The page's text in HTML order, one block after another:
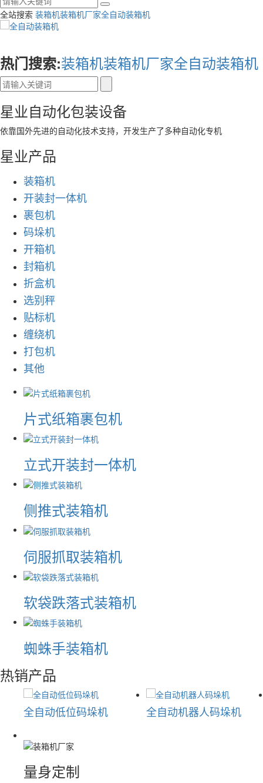
全站搜索 装箱机装箱机厂家全自动装箱机
热门搜索:装箱机装箱机厂家全自动装箱机
星业自动化包装设备
依靠国外先进的自动化技术支持，开发生产了多种自动化专机
星业产品
装箱机
开装封一体机
裹包机
码垛机
开箱机
封箱机
折盒机
选别秤
贴标机
缠绕机
打包机
其他
片式纸箱裹包机
立式开装封一体机
侧推式装箱机
伺服抓取装箱机
软袋跌落式装箱机
蜘蛛手装箱机
热销产品
位码垛机 全自动机器人码垛机 裹包机
量身定制